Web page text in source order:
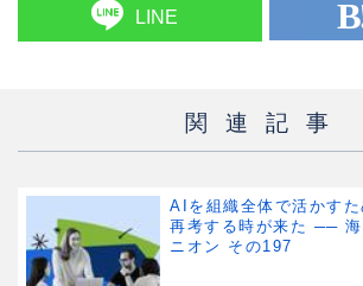
LINE
関連記事
AIを組織全体で活かす
再考する時が来た ──
ニオン その197